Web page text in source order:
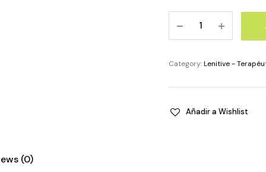
SOLAR
30
125ml
Category:Lenitive -
Añadir a Wishlist
(0)